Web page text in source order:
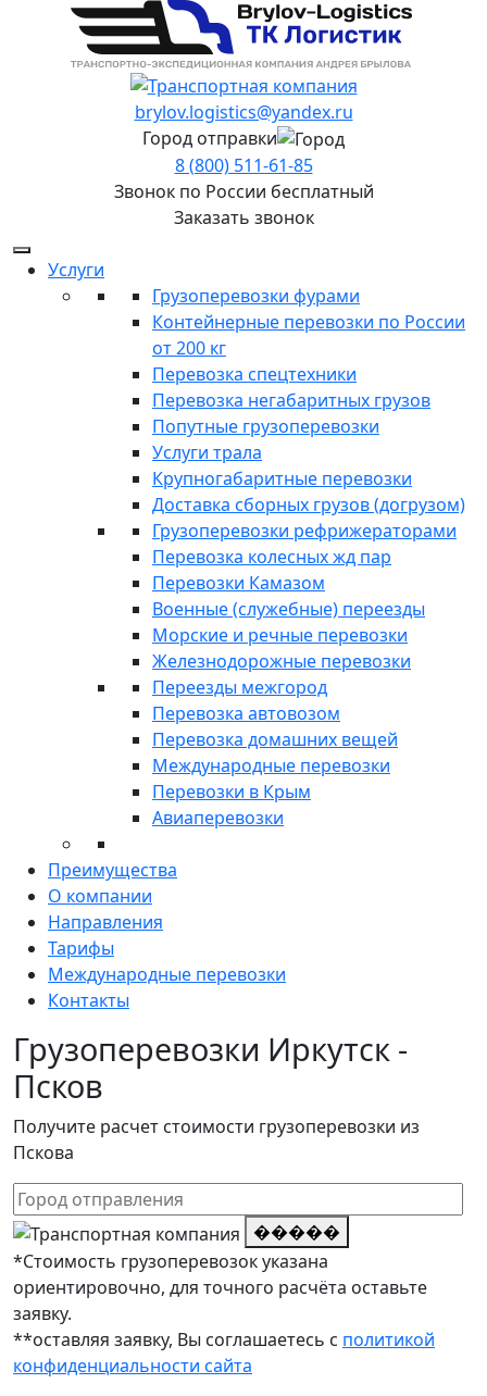
brylov.logistics@yandex.ru
Город отправки
8 (800) 511-61-85
Звонок по России бесплатный
Заказать звонок
Услуги
Грузоперевозки фурами
Контейнерные перевозки по России
от 200 кг
Перевозка спецтехники
Перевозка негабаритных грузов
Попутные грузоперевозки
Услуги трала
Крупногабаритные перевозки
Доставка сборных грузов (догрузом)
Грузоперевозки рефрижераторами
Перевозка колесных жд пар
Перевозки Камазом
Военные (служебные) переезды
Морские и речные перевозки
Железнодорожные перевозки
Переезды межгород
Перевозка автовозом
Перевозка домашних вещей
Международные перевозки
Перевозки в Крым
Авиаперевозки
Преимущества
О компании
Направления
Тарифы
Международные перевозки
Контакты
Грузоперевозки Иркутск -
Псков
Получите расчет стоимости грузоперевозки из
Пскова
�����
*Стоимость грузоперевозок указана
ориентировочно, для точного расчёта оставьте
заявку.
**оставляя заявку, Вы соглашаетесь с политикой
конфиденциальности сайта